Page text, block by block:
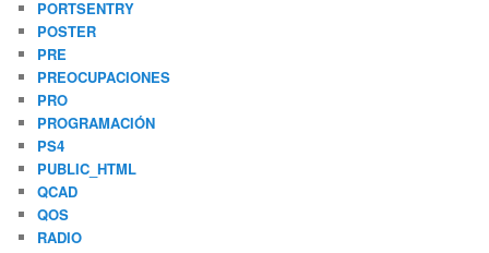
PORTSENTRY
POSTER
PRE
PREOCUPACIONES
PRO
PROGRAMACIÓN
PS4
PUBLIC_HTML
QCAD
QOS
RADIO